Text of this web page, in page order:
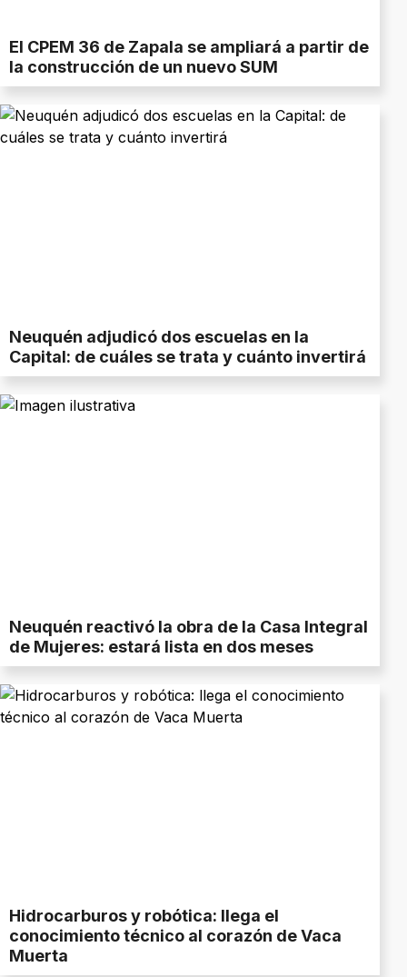
El CPEM 36 de Zapala se ampliará a partir de
la construcción de un nuevo SUM
Neuquén adjudicó dos escuelas en la
Capital: de cuáles se trata y cuánto invertirá
Neuquén reactivó la obra de la Casa Integral
de Mujeres: estará lista en dos meses
Hidrocarburos y robótica: llega el
conocimiento técnico al corazón de Vaca
Muerta